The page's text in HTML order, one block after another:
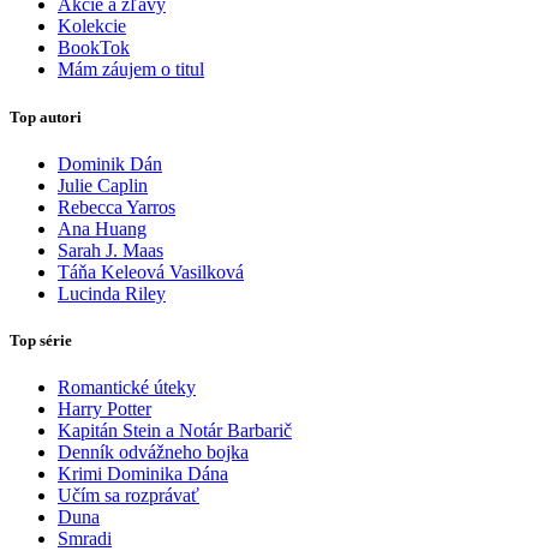
Akcie a zľavy
Kolekcie
BookTok
Mám záujem o titul
Top autori
Dominik Dán
Julie Caplin
Rebecca Yarros
Ana Huang
Sarah J. Maas
Táňa Keleová Vasilková
Lucinda Riley
Top série
Romantické úteky
Harry Potter
Kapitán Stein a Notár Barbarič
Denník odvážneho bojka
Krimi Dominika Dána
Učím sa rozprávať
Duna
Smradi